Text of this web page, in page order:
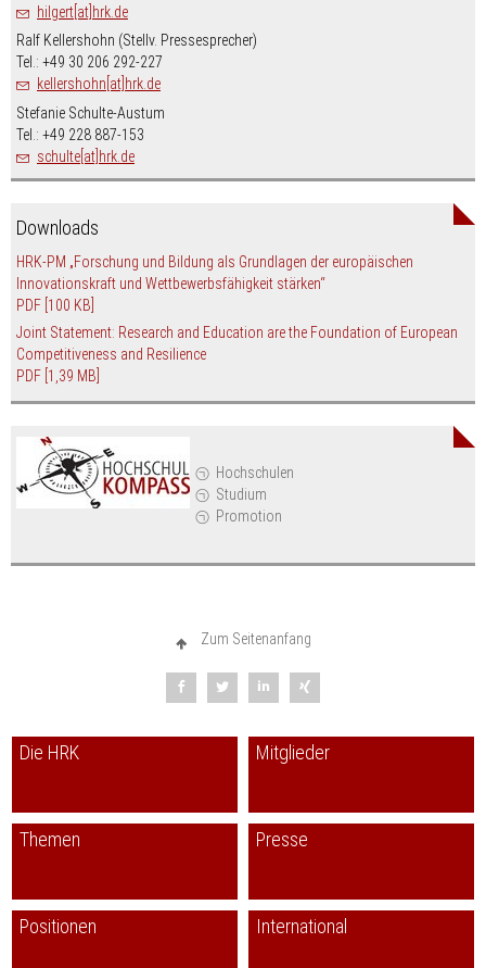
Hochschulen
Studium
Promotion
hilgert[at]hrk.de
Ralf Kellershohn (Stellv. Pressesprecher)
Tel.: +49 30 206 292-227
kellershohn[at]hrk.de
Stefanie Schulte-Austum
Tel.: +49 228 887-153
schulte[at]hrk.de
Downloads
HRK-PM „Forschung und Bildung als Grundlagen der europäischen
Innovationskraft und Wettbewerbsfähigkeit stärken“
PDF [100 KB]
Joint Statement: Research and Education are the Foundation of European
Competitiveness and Resilience
PDF [1,39 MB]
Zum Seitenanfang
Die HRK Mitglieder
Themen Presse
Positionen International